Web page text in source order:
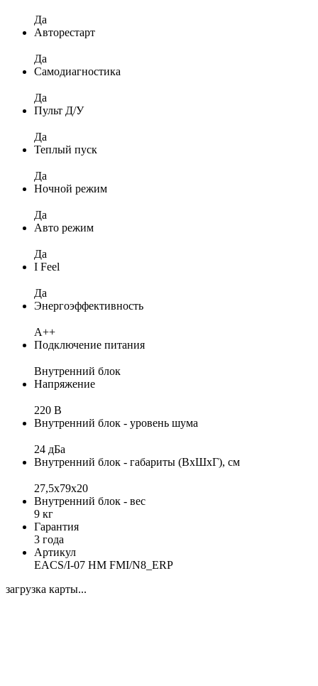
Да
Авторестарт
Да
Самодиагностика
Да
Пульт Д/У
Да
Теплый пуск
Да
Ночной режим
Да
Авто режим
Да
I Feel
Да
Энергоэффективность
A++
Подключение питания
Внутренний блок
Напряжение
220 В
Внутренний блок - уровень шума
24 дБа
Внутренний блок - габариты (ВхШхГ), см
27,5х79х20
Внутренний блок - вес
9 кг
Гарантия
3 года
Артикул
EACS/I-07 HM FMI/N8_ERP
загрузка карты...